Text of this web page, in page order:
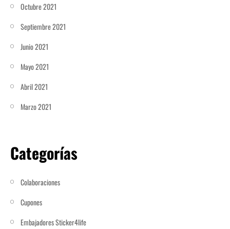
Octubre 2021
Septiembre 2021
Junio 2021
Mayo 2021
Abril 2021
Marzo 2021
Categorías
Colaboraciones
Cupones
Embajadores Sticker4life